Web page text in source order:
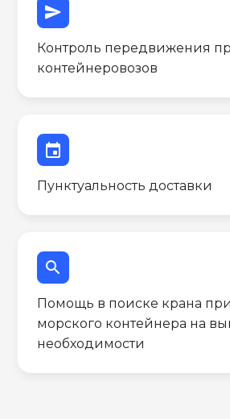
send
Контроль передвижения
контейнеровозов
event
Пунктуальность доставки
search
Помощь в поиске крана
морского контейнера на
необходимости